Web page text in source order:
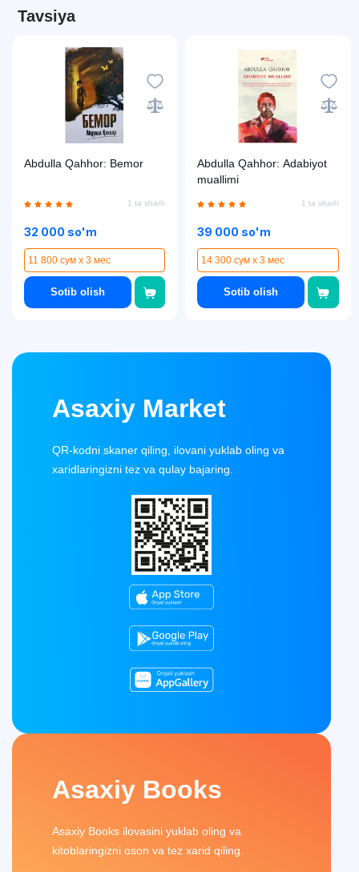
Tavsiya
Abdulla Qahhor: Bemor
1 ta sharh
32 000 so'm
11 800 сум x 3 мес
Sotib olish
Abdulla Qahhor: Adabiyot
muallimi
1 ta sharh
39 000 so'm
14 300 сум x 3 мес
Sotib olish
Asaxiy Market
QR-kodni skaner qiling, ilovani yuklab oling va
xaridlaringizni tez va qulay bajaring.
Asaxiy Books
Asaxiy Books ilovasini yuklab oling va
kitoblaringizni oson va tez xarid qiling.